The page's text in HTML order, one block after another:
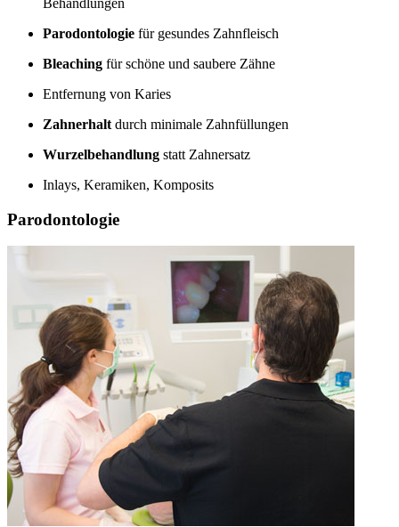
Behandlungen
Parodontologie für gesundes Zahnfleisch
Bleaching für schöne und saubere Zähne
Entfernung von Karies
Zahnerhalt durch minimale Zahnfüllungen
Wurzelbehandlung statt Zahnersatz
Inlays, Keramiken, Komposits
Parodontologie